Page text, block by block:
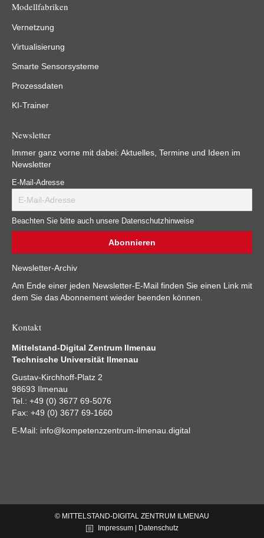
Modellfabriken
Vernetzung
Virtualisierung
Smarte Sensorsysteme
Prozessdaten
KI-Trainer
Newsletter
Immer ganz vorne mit dabei: Aktuelles, Termine und Ideen im
Newsletter
E-Mail-Adresse
Beachten Sie bitte auch unsere Datenschutzhinweise
Newsletter-Archiv
Am Ende einer jeden Newsletter-E-Mail finden Sie einen Link mit
dem Sie das Abonnement wieder beenden können.
Kontakt
Mittelstand-Digital Zentrum Ilmenau
Technische Universität Ilmenau
Gustav-Kirchhoff-Platz 2
98693 Ilmenau
Tel.: +49 (0) 3677 69-5076
Fax: +49 (0) 3677 69-1660
E-Mail: info@kompetenzzentrum-ilmenau.digital
© MITTELSTAND-DIGITAL ZENTRUM ILMENAU
Impressum | Datenschutz